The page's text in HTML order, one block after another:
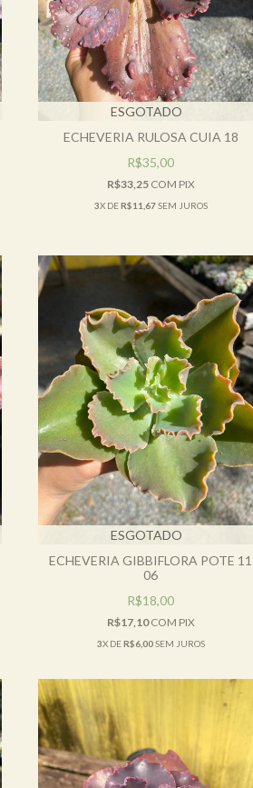
ESGOTADO
ECHEVERIA RULOSA CUIA 18
R$35,00
R$33,25 COM PIX
3X DER$11,67SEM JUROS
ESGOTADO
ECHEVERIA GIBBIFLORA POTE 11
06
R$18,00
R$17,10COM PIX
3X DER$6,00SEM JUROS